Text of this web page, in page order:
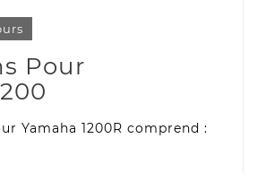
Pour
Yamaha 1200R comprend :